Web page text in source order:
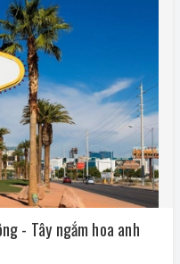
- Tây ngắm hoa anh